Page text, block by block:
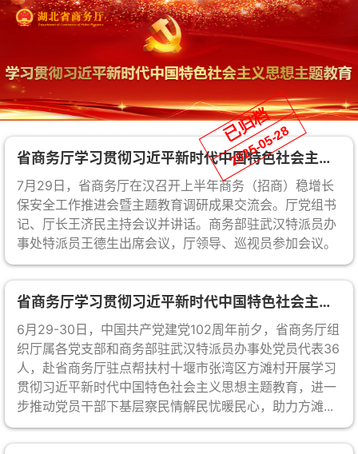
省商务厅学习贯彻习近平新时代中国特色社会主义思想主题教育简报第20期
7月29日，省商务厅在汉召开上半年商务（招商）稳增长
保安全工作推进会暨主题教育调研成果交流会。厅党组书
记、厅长王济民主持会议并讲话。商务部驻武汉特派员办
事处特派员王德生出席会议，厅领导、巡视员参加会议。
省商务厅学习贯彻习近平新时代中国特色社会主义思想主题教育简报第19期
6月29-30日，中国共产党建党102周年前夕，省商务厅组
织厅属各党支部和商务部驻武汉特派员办事处党员代表36
人，赴省商务厅驻点帮扶村十堰市张湾区方滩村开展学习
贯彻习近平新时代中国特色社会主义思想主题教育，进一
步推动党员干部下基层察民情解民忧暖民心，助力方滩...